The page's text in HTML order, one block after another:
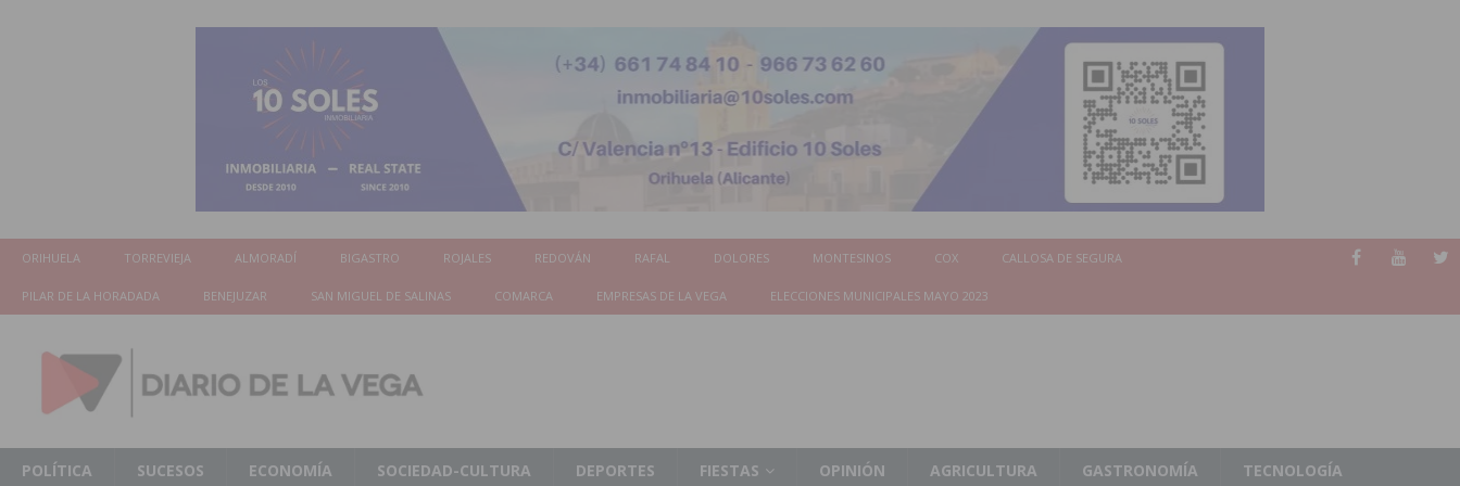
ORIHUELA TORREVIEJA ALMORADÍ BIGASTRO ROJALES REDOVÁN RAFAL DOLORES MONTESINOS COX CALLOSA DE SEGURA
PILAR DE LA HORADADA BENEJUZAR SAN MIGUEL DE SALINAS COMARCA EMPRESAS DE LA VEGA ELECCIONES MUNICIPALES MAYO 2023
POLÍTICA SUCESOS ECONOMÍA SOCIEDAD-CULTURA DEPORTES FIESTAS OPINIÓN AGRICULTURA GASTRONOMÍA TECNOLOGÍA